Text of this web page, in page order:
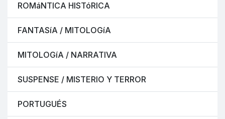
ROMáNTICA HISTóRICA
FANTASíA / MITOLOGíA
MITOLOGíA / NARRATIVA
SUSPENSE / MISTERIO Y TERROR
PORTUGUÉS